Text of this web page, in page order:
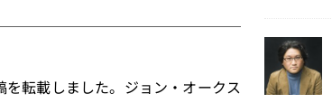
転載しました。ジョン・オークス